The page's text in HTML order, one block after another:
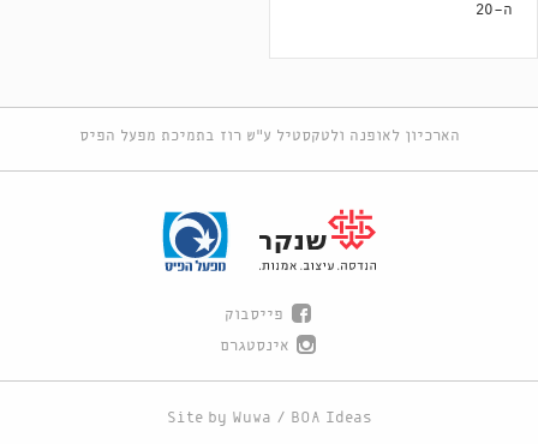
ה-20
הארכיון לאופנה ולטקסטיל ע"ש רוז בתמיכת מפעל הפיס
פייסבוק
אינסטגרם
Site by Wuwa / BOA Ideas